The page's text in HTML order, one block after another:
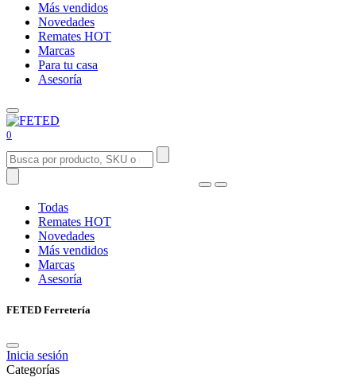
Más vendidos
Novedades
Remates HOT
Marcas
Para tu casa
Asesoría
0
Todas
Remates HOT
Novedades
Más vendidos
Marcas
Asesoría
FETED Ferretería
Inicia sesión
Categorías